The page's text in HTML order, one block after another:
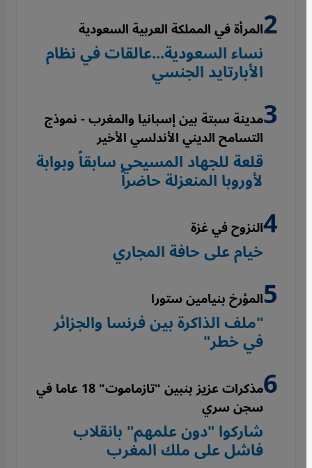
المرأة في المملكة العربية السعودية
نساء السعودية...عالقات في نظام
الأبارتايد الجنسي
مدينة سبتة بين إسبانيا والمغرب - نموذج
التسامح الديني الأندلسي الأخير
قلعة للجهاد المسيحي سابقاً وبوابة
لأوروبا المنعزلة حاضراً
النزوح في غزة
خيام على حافة المجاري
المؤرخ بنيامين ستورا
"ملف الذاكرة بين فرنسا والجزائر
في خطر"
مذكرات عزيز بنبين "تازماموت" 18 عاما في
سجن سري
شاركوا "دون علمهم" بانقلاب
فاشل على ملك المغرب